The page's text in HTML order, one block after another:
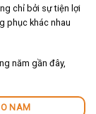
chỉ bởi sự tiện lợi
phục khác nhau
năm gần đây,
NAM